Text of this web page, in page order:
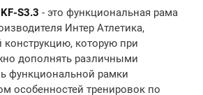
S3.3 - это функциональная рама
Интер Атлетика,
конструкцию, которую при
дополнять различными
функциональной рамки
особенностей тренировок по